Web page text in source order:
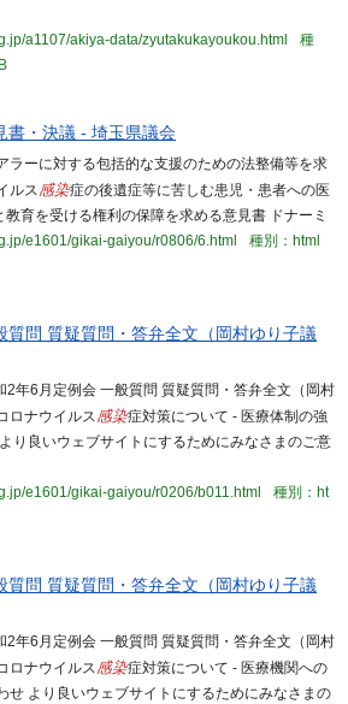
a1107/akiya-data/zyutakukayoukou.html
種
書・決議 - 埼玉県議会
ラーに対する包括的な支援のための法整備等を求
ルス感染症の後遺症等に苦しむ患児・患者への医
育を受ける権利の保障を求める意見書 ドナーミ
e1601/gikai-gaiyou/r0806/6.html
種別：html
質問 質疑質問・答弁全文（岡村ゆり子議
2年6月定例会 一般質問 質疑質問・答弁全文（岡村
ロナウイルス感染症対策について - 医療体制の強
り良いウェブサイトにするためにみなさまのご意
e1601/gikai-gaiyou/r0206/b011.html
種別：ht
質問 質疑質問・答弁全文（岡村ゆり子議
2年6月定例会 一般質問 質疑質問・答弁全文（岡村
ロナウイルス感染症対策について - 医療機関への
せ より良いウェブサイトにするためにみなさまの